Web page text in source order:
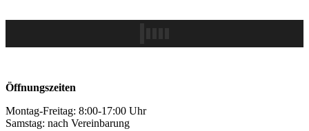
Öffnungszeiten
Montag-Freitag: 8:00-17:00 Uhr
Samstag: nach Vereinbarung